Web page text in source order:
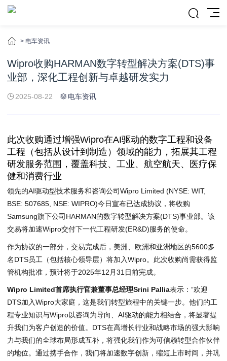
> 电车资讯
Wipro收购HARMAN数字转型解决方案(DTS)事
业部，深化工程创新与卓越研发实力
2025-08-22 电车资讯
此次收购通过增强Wipro在AI驱动的数字工程和设备
工程（包括从设计到制造）领域的能力，拓展其工程
研发服务范围，覆盖科技、工业、航空航天、医疗保
健和消费行业
领先的AI驱动型技术服务和咨询公司Wipro Limited (NYSE: WIT,
BSE: 507685, NSE: WIPRO)今日宣布已达成协议，将收购
Samsung旗下公司HARMAN的数字转型解决方案(DTS)事业部。该
交易将加速Wipro交付下一代工程研发(ER&D)服务的使命。
作为协议的一部分，交易完成后，美洲、欧洲和亚洲地区的5600多
名DTS员工（包括核心领导层）将加入Wipro。此次收购尚需获得监
管机构批准，预计将于2025年12月31日前完成。
Wipro Limited首席执行官兼董事总经理Srini Pallia表示：“欢迎
DTS加入Wipro大家庭，这是我们转型旅程中的关键一步。他们的工
程专业知识与Wipro以咨询为导向、AI驱动的能力相结合，将显著提
升我们为客户创造的价值。DTS在高增长行业和战略市场的强大影响
力与我们的全球布局形成互补，将强化我们作为可信赖转型合作伙伴
的地位。通过携手合作，我们将加速数字创新，缩短上市时间，并巩